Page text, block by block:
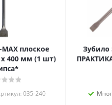
плоское
400 мм (1 шт)
035-240
Зубило